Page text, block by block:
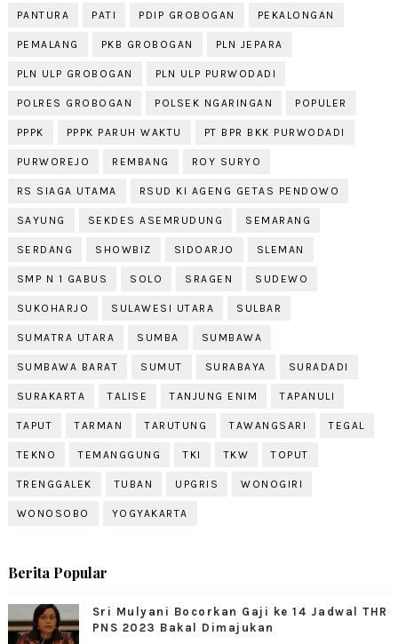
PANTURA PATI PDIP GROBOGAN PEKALONGAN
PEMALANG PKB GROBOGAN PLN JEPARA
PLN ULP GROBOGAN PLN ULP PURWODADI
POLRES GROBOGAN POLSEK NGARINGAN POPULER
PPPK PPPK PARUH WAKTU PT BPR BKK PURWODADI
PURWOREJO REMBANG ROY SURYO
RS SIAGA UTAMA RSUD KI AGENG GETAS PENDOWO
SAYUNG SEKDES ASEMRUDUNG SEMARANG
SERDANG SHOWBIZ SIDOARJO SLEMAN
SMP N 1 GABUS SOLO SRAGEN SUDEWO
SUKOHARJO SULAWESI UTARA SULBAR
SUMATRA UTARA SUMBA SUMBAWA
SUMBAWA BARAT SUMUT SURABAYA SURADADI
SURAKARTA TALISE TANJUNG ENIM TAPANULI
TAPUT TARMAN TARUTUNG TAWANGSARI TEGAL
TEKNO TEMANGGUNG TKI TKW TOPUT
TRENGGALEK TUBAN UPGRIS WONOGIRI
WONOSOBO YOGYAKARTA
Berita Popular
Sri Mulyani Bocorkan Gaji ke 14 Jadwal THR
PNS 2023 Bakal Dimajukan